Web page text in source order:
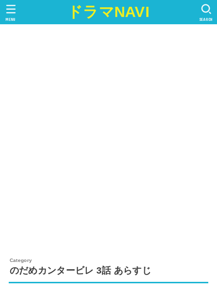
ドラマNAVI SEARCH
MENU
のだめカンタービレ 3話 あらすじ